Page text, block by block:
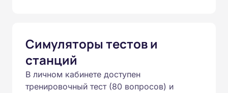
Симуляторы тестов и
станций
В личном кабинете доступен
тренировочный тест (80 вопросов) и